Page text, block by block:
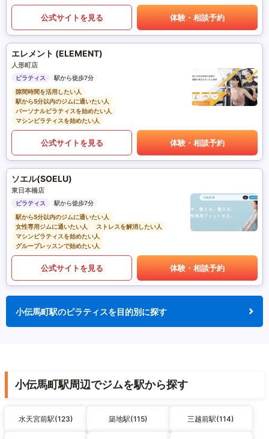
公式サイトを見る 体験・相談予約
エレメント (ELEMENT)
人形町店
ピラティス
駅から徒歩7分
隙間時間を活用したい人
駅から5分以内のジムに通いたい人
パーソナルピラティスを始めたい人
マシンピラティスを始めたい人
公式サイトを見る 体験・相談予約
ソエル(SOELU)
東日本橋店
ピラティス
駅から徒歩7分
駅から5分以内のジムに通いたい人
女性専用ジムに通いたい人
ストレスを解消したい人
マシンピラティスを始めたい人
グループレッスンで始めたい人
公式サイトを見る 体験・相談予約
小伝馬町駅のピラティスを目的別に探す
小伝馬町駅周辺でジムを駅から探す
水天宮前駅(123) 築地駅(115) 三越前駅(114)